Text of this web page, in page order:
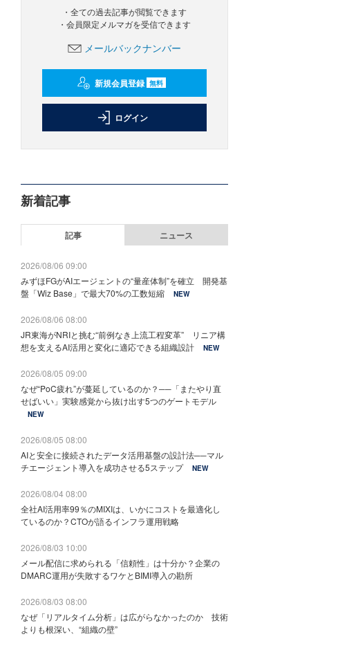
・全ての過去記事が閲覧できます
・会員限定メルマガを受信できます
メールバックナンバー
新規会員登録 無料
ログイン
新着記事
記事 ニュース
2026/08/06 09:00
みずほFGがAIエージェントの“量産体制”を確立 開発基
盤「Wiz Base」で最大70%の工数短縮
NEW
2026/08/06 08:00
JR東海がNRIと挑む“前例なき上流工程変革” リニア構
想を支えるAI活用と変化に適応できる組織設計
NEW
2026/08/05 09:00
なぜ“PoC疲れ”が蔓延しているのか？──「またやり直
せばいい」実験感覚から抜け出す5つのゲートモデル
NEW
2026/08/05 08:00
AIと安全に接続されたデータ活用基盤の設計法──マル
チエージェント導入を成功させる5ステップ
NEW
2026/08/04 08:00
全社AI活用率99％のMIXIは、いかにコストを最適化し
ているのか？CTOが語るインフラ運用戦略
2026/08/03 10:00
メール配信に求められる「信頼性」は十分か？企業の
DMARC運用が失敗するワケとBIMI導入の勘所
2026/08/03 08:00
なぜ「リアルタイム分析」は広がらなかったのか 技術
よりも根深い、“組織の壁”